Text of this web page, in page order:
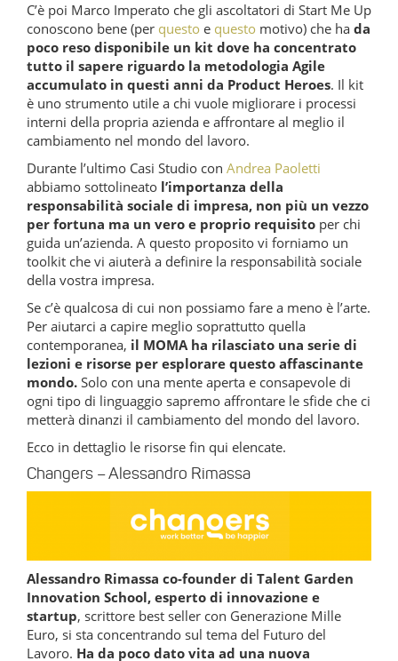
C’è poi Marco Imperato che gli ascoltatori di Start Me Up
conoscono bene (per questo e questo motivo) che ha da
poco reso disponibile un kit dove ha concentrato
tutto il sapere riguardo la metodologia Agile
accumulato in questi anni da Product Heroes. Il kit
è uno strumento utile a chi vuole migliorare i processi
interni della propria azienda e affrontare al meglio il
cambiamento nel mondo del lavoro.
Durante l’ultimo Casi Studio con Andrea Paoletti
abbiamo sottolineato l’importanza della
responsabilità sociale di impresa, non più un vezzo
per fortuna ma un vero e proprio requisito per chi
guida un’azienda. A questo proposito vi forniamo un
toolkit che vi aiuterà a definire la responsabilità sociale
della vostra impresa.
Se c’è qualcosa di cui non possiamo fare a meno è l’arte.
Per aiutarci a capire meglio soprattutto quella
contemporanea, il MOMA ha rilasciato una serie di
lezioni e risorse per esplorare questo affascinante
mondo. Solo con una mente aperta e consapevole di
ogni tipo di linguaggio sapremo affrontare le sfide che ci
metterà dinanzi il cambiamento del mondo del lavoro.
Ecco in dettaglio le risorse fin qui elencate.
Changers – Alessandro Rimassa
Alessandro Rimassa co-founder di Talent Garden
Innovation School, esperto di innovazione e
startup, scrittore best seller con Generazione Mille
Euro, si sta concentrando sul tema del Futuro del
Lavoro. Ha da poco dato vita ad una nuova